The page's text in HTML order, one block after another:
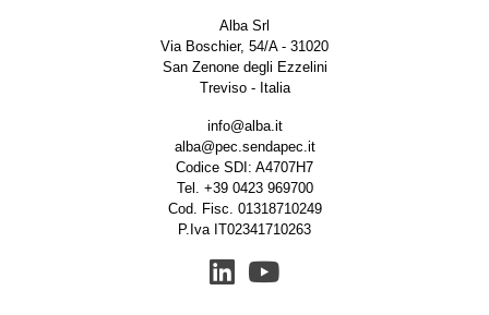
Alba Srl
Via Boschier, 54/A - 31020
San Zenone degli Ezzelini
Treviso - Italia
info@alba.it
alba@pec.sendapec.it
Codice SDI: A4707H7
Tel. +39 0423 969700
Cod. Fisc. 01318710249
P.Iva IT02341710263